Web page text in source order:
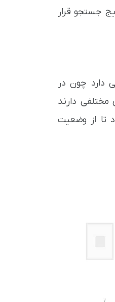
جستجو قرار
دارد چون در
مختلفی دارند
تا از وضعیت